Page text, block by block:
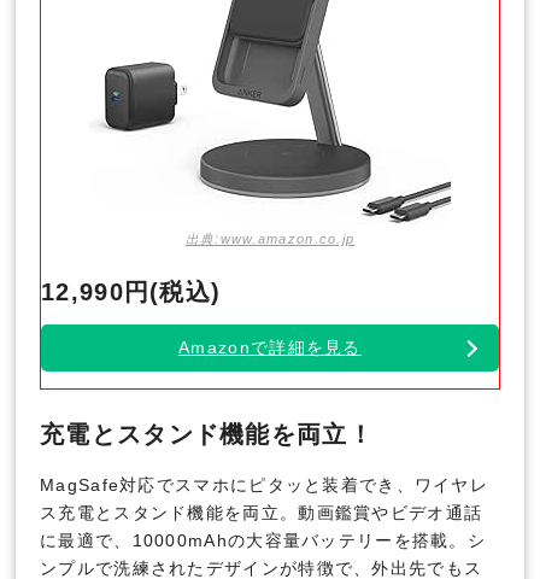
出典:www.amazon.co.jp
12,990円(税込)
Amazonで詳細を見る
充電とスタンド機能を両立！
MagSafe対応でスマホにピタッと装着でき、ワイヤレ
ス充電とスタンド機能を両立。動画鑑賞やビデオ通話
に最適で、10000mAhの大容量バッテリーを搭載。シ
ンプルで洗練されたデザインが特徴で、外出先でもス